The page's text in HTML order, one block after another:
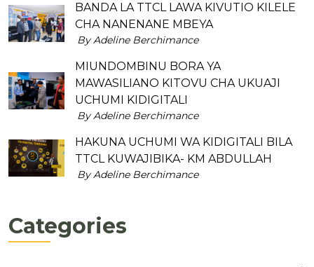
BANDA LA TTCL LAWA KIVUTIO KILELE
CHA NANENANE MBEYA
By Adeline Berchimance
MIUNDOMBINU BORA YA
MAWASILIANO KITOVU CHA UKUAJI
UCHUMI KIDIGITALI
By Adeline Berchimance
HAKUNA UCHUMI WA KIDIGITALI BILA
TTCL KUWAJIBIKA- KM ABDULLAH
By Adeline Berchimance
Categories